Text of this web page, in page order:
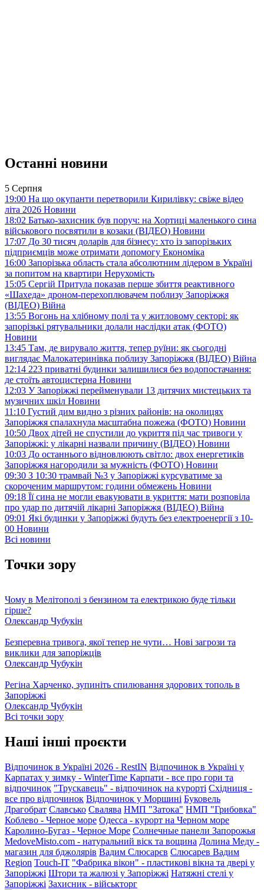
Останні новини
5 Серпня
19:00 На що окупанти перетворили Кирилівку: свіже відео
літа 2026 Новини
18:02 Батько-захисник був поруч: на Хортиці маленького сина
військового посвятили в козаки (ВІДЕО) Новини
17:07 До 30 тисяч доларів для бізнесу: хто із запорізьких
підприємців може отримати допомогу Економіка
16:00 Запорізька область стала абсолютним лідером в Україні
за попитом на квартири Нерухомість
15:05 Сергій Притула показав перше збиття реактивного
«Шахеда» дроном-перехоплювачем поблизу Запоріжжя
(ВІДЕО) Війна
13:55 Вогонь на хлібному полі та у житловому секторі: як
запорізькі рятувальники долали наслідки атак (ФОТО)
Новини
13:45 Там, де вирувало життя, тепер руїни: як сьогодні
виглядає Малокатеринівка поблизу Запоріжжя (ВІДЕО) Війна
12:14 223 приватні будинки залишилися без водопостачання:
де стоїть автоцистерна Новини
12:03 У Запоріжжі перейменували 13 дитячих мистецьких та
музичних шкіл Новини
11:10 Густий дим видно з різних районів: на околицях
Запоріжжя спалахнула масштабна пожежа (ФОТО) Новини
10:50 Двох дітей не спустили до укриття під час тривоги у
Запоріжжі: у лікарні назвали причину (ВІДЕО) Новини
10:03 До останнього відновлюють світло: двох енергетиків
Запоріжжя нагородили за мужність (ФОТО) Новини
09:30 З 10:30 трамвай №3 у Запоріжжі курсуватиме за
скороченим маршрутом: години обмежень Новини
09:18 Її сина не могли евакуювати в укриття: мати розповіла
про удар по дитячій лікарні Запоріжжя (ВІДЕО) Війна
09:01 Які будинки у Запоріжжі будуть без електроенергії з 10-
00 Новини
Всі новини
Точки зору
Чому в Мелітополі з бензином та електрикою буде тільки
гірше?
Олександр Чубукін
Безперевна тривога, якої тепер не чути… Нові загрози та
виклики для запоріжців
Олександр Чубукін
Регіна Харченко, зупиніть спилювання здорових тополь в
Запоріжжі
Олександр Чубукін
Всі точки зору
Наші інші проєкти
Відпочинок в Україні 2026 - RestIN Відпочинок в Україні у
Карпатах у зимку - WinterTime Карпати - все про гори та
відпочинок "Трускавець" - відпочинок на курорті Східниця -
все про відпочинок Відпочинок у Моршині Буковель
Драгобрат Славсько Свалява НМП "Затока" НМП "Грибовка"
Коблево - Черное море Одесса - курорт на Черном море
Каролино-Бугаз - Черное Море Солнечные панели Запорожья
MedoveMisto.com - натуральний віск та вощина Долина Меду -
магазин для бджолярів Вадим Слюсарєв Слюсарев Вадим
Region Touch-IT "Фабрика вікон" - пластикові вікна та двері у
Запоріжжі Штори та жалюзі у Запоріжжі Натяжні стелі у
Запоріжжі Захисник - військторг